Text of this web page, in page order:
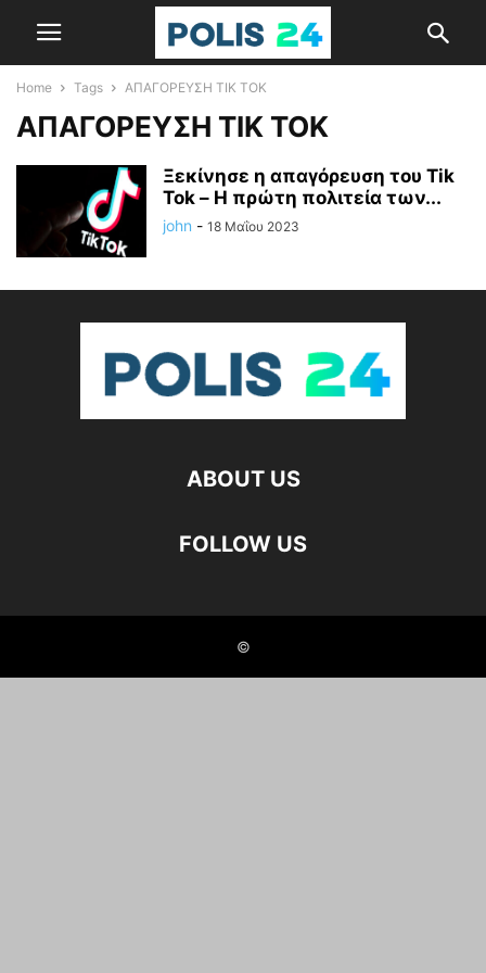
Home Tags ΑΠΑΓΟΡΕΥΣΗ ΤΙΚ ΤΟΚ
ΑΠΑΓΟΡΕΥΣΗ ΤΙΚ ΤΟΚ
Ξεκίνησε η απαγόρευση του Tik
Tok – Η πρώτη πολιτεία των...
john - 18 Μαΐου 2023
ABOUT US
FOLLOW US
©